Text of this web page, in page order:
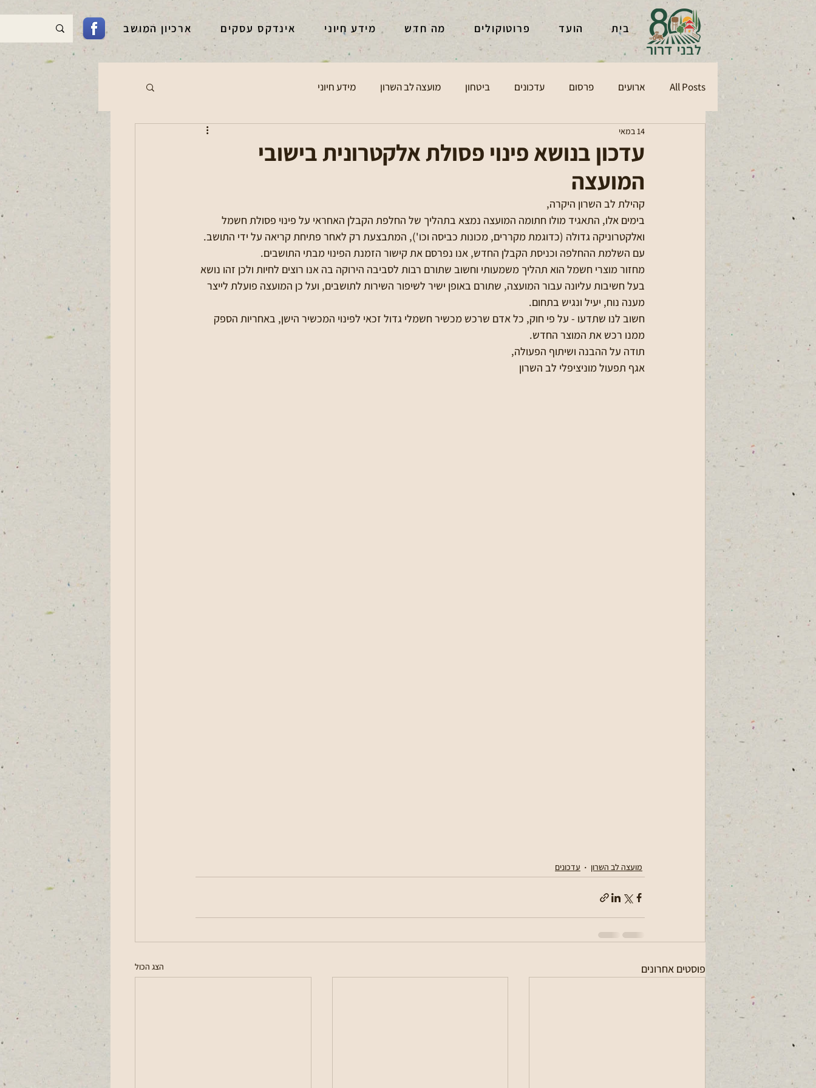
בית הועד פרוטוקולים מה חדש מידע חיוני אינדקס עסקים ארכיון המושב
All Posts ארועים פרסום עדכונים ביטחון מועצה לב השרון מידע חיוני
עדכון בנושא פינוי פסולת אלקטרונית בישובי
המועצה
14 במאי
קהילת לב השרון היקרה,
בימים אלו, התאגיד מולו חתומה המועצה נמצא בתהליך של החלפת הקבלן האחראי על פינוי פסולת חשמל
ואלקטרוניקה גדולה (כדוגמת מקררים, מכונות כביסה וכו'), המתבצעת רק לאחר פתיחת קריאה על ידי התושב.
עם השלמת ההחלפה וכניסת הקבלן החדש, אנו נפרסם את קישור הזמנת הפינוי מבתי התושבים.
מחזור מוצרי חשמל הוא תהליך משמעותי וחשוב שתורם רבות לסביבה הירוקה בה אנו רוצים לחיות ולכן זהו נושא
בעל חשיבות עליונה עבור המועצה, שתורם באופן ישיר לשיפור השירות לתושבים, ועל כן המועצה פועלת לייצר
מענה נוח, יעיל ונגיש בתחום.
חשוב לנו שתדעו - על פי חוק, כל אדם שרכש מכשיר חשמלי גדול זכאי לפינוי המכשיר הישן, באחריות הספק
ממנו רכש את המוצר החדש.
תודה על ההבנה ושיתוף הפעולה,
אגף תפעול מוניציפלי לב השרון
מועצה לב השרון עדכונים
פוסטים אחרונים הצג הכול